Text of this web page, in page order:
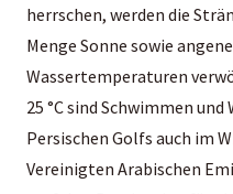
herrschen, werden die
Menge Sonne sowie
Wassertemperaturen
25 °C sind Schwimmen
Persischen Golfs auch im
Vereinigten Arabischen